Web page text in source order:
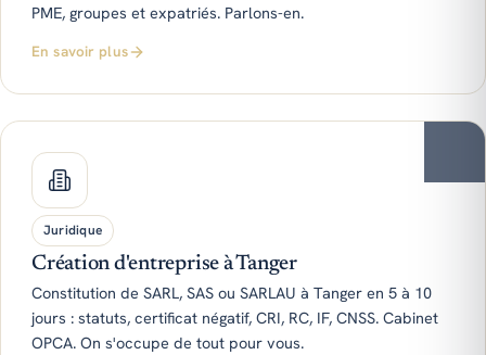
PME, groupes et expatriés. Parlons-en.
En savoir plus
Juridique
Création d'entreprise à Tanger
Constitution de SARL, SAS ou SARLAU à Tanger en 5 à 10
jours : statuts, certificat négatif, CRI, RC, IF, CNSS. Cabinet
OPCA. On s'occupe de tout pour vous.